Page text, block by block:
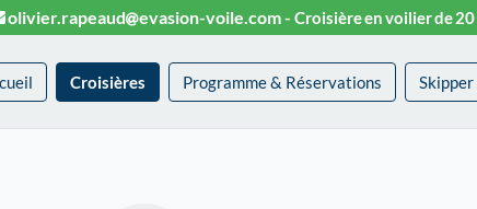
olivier.rapeaud evasion-voile.com- Croisière en voilier de
Croisières Programme & Réservations Skipper